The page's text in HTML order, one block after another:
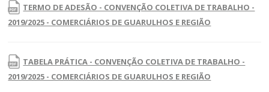
TERMO DE ADESÃO - CONVENÇÃO COLETIVA DE TRABALHO -
2019/2025 - COMERCIÁRIOS DE GUARULHOS E REGIÃO
TABELA PRÁTICA - CONVENÇÃO COLETIVA DE TRABALHO -
2019/2025 - COMERCIÁRIOS DE GUARULHOS E REGIÃO